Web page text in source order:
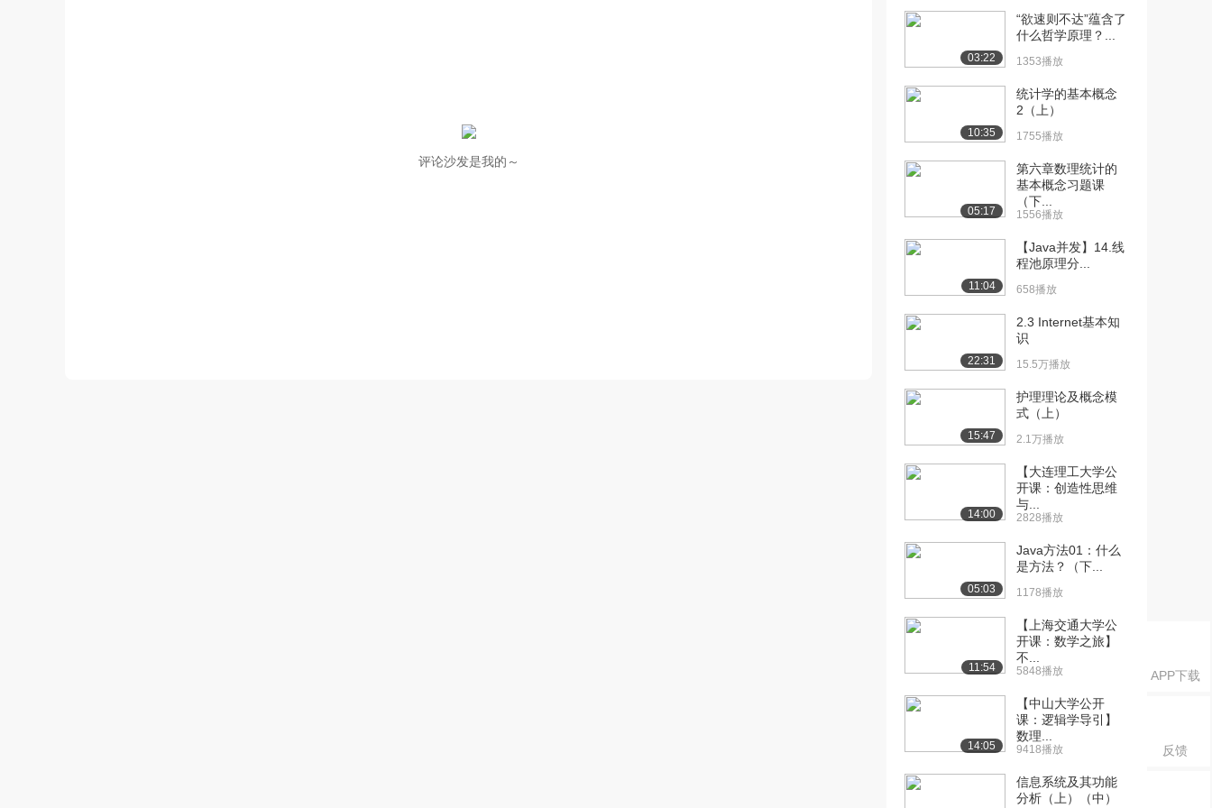
APP下载
反馈
评论沙发是我的～
可见性（下）
1056播放
[11] 04_可见性的代码验证
822播放
[12] 04_可见性的代码验证
1133播放
[13] 04_可见性的代码验证
1293播放
[14] 04_可见性的代码验证
说明（下）
780播放
[15] 05_volatile不保证原
子性...
1230播放
[16] 05_volatile不保证原
子性...
[17] 05_volatile不保证原
08:45
[18] 05_volatile不保证原
08:51
[19] 06_volatile不保证原
1189播放
08:01
[20] 06_volatile不保证原
08:03
[21] 06_volatile不保证原
08:01
03:22
“欲速则不达”蕴含了
什么哲学原理？...
1353播放
10:35
统计学的基本概念
2（上）
1755播放
05:17
第六章数理统计的
基本概念习题课
（下...
1556播放
11:04
【Java并发】14.线
程池原理分...
658播放
22:31
2.3 Internet基本知
识
15.5万播放
15:47
护理理论及概念模
式（上）
2.1万播放
14:00
【大连理工大学公
开课：创造性思维
与...
2828播放
05:03
Java方法01：什么
是方法？（下...
1178播放
11:54
【上海交通大学公
开课：数学之旅】
不...
5848播放
14:05
【中山大学公开
课：逻辑学导引】
数理...
9418播放
信息系统及其功能
分析（上）（中）